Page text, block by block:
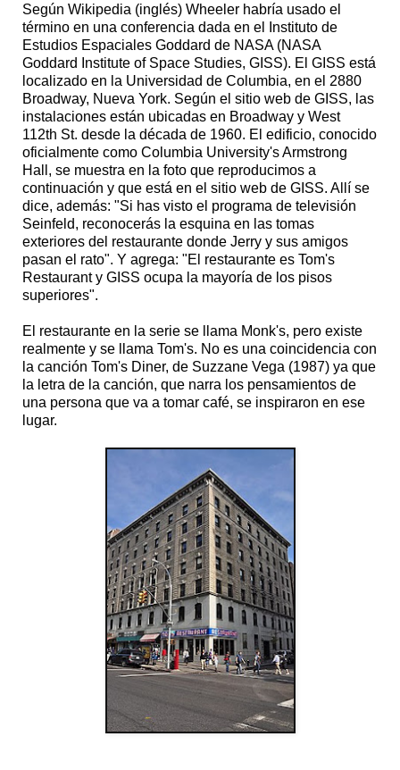
Según Wikipedia (inglés) Wheeler habría usado el
término en una conferencia dada en el Instituto de
Estudios Espaciales Goddard de NASA (NASA
Goddard Institute of Space Studies, GISS). El GISS está
localizado en la Universidad de Columbia, en el 2880
Broadway, Nueva York. Según el sitio web de GISS, las
instalaciones están ubicadas en Broadway y West
112th St. desde la década de 1960. El edificio, conocido
oficialmente como Columbia University's Armstrong
Hall, se muestra en la foto que reproducimos a
continuación y que está en el sitio web de GISS. Allí se
dice, además: "Si has visto el programa de televisión
Seinfeld, reconocerás la esquina en las tomas
exteriores del restaurante donde Jerry y sus amigos
pasan el rato". Y agrega: "El restaurante es Tom's
Restaurant y GISS ocupa la mayoría de los pisos
superiores".
El restaurante en la serie se llama Monk's, pero existe
realmente y se llama Tom's. No es una coincidencia con
la canción Tom's Diner, de Suzzane Vega (1987) ya que
la letra de la canción, que narra los pensamientos de
una persona que va a tomar café, se inspiraron en ese
lugar.